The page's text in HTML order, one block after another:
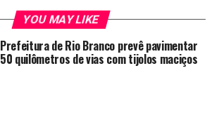
YOU MAY LIKE
Prefeitura de Rio Branco prevê pavimentar
50 quilômetros de vias com tijolos maciços